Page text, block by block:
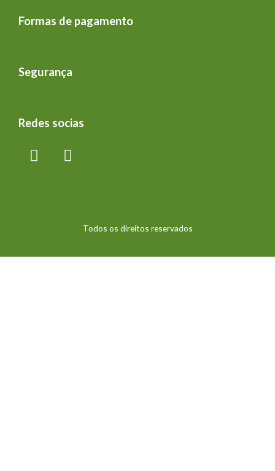
Formas de pagamento
Segurança
Redes socias
Todos os direitos reservados